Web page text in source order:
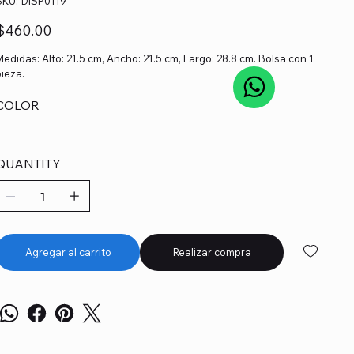
DISP0119
Alto: 21.5 cm, Ancho: 21.5 cm, Largo: 28.8 cm. Bolsa con 1
Agregar al carrito Realizar compra